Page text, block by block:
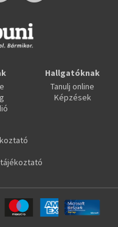
Hallgatóknak
Tanulj online
Képzések